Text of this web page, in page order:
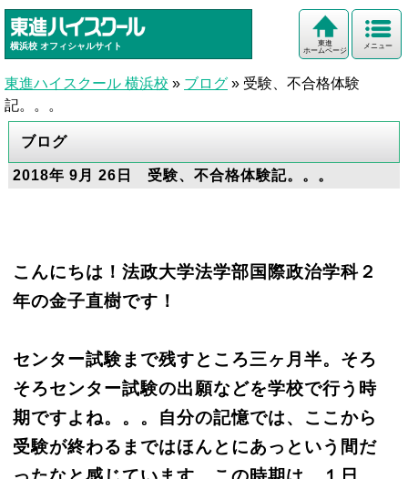
横浜校 オフィシャルサイト メニュー
東進
ホームページ
東進ハイスクール 横浜校 » ブログ » 受験、不合格体験
記。。。
ブログ
2018年 9月 26日 受験、不合格体験記。。。
こんにちは！法政大学法学部国際政治学科２
年の金子直樹です！
センター試験まで残すところ三ヶ月半。そろ
そろセンター試験の出願などを学校で行う時
期ですよね。。。自分の記憶では、ここから
受験が終わるまではほんとにあっという間だ